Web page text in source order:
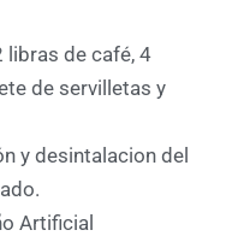
libras de café, 4
de servilletas y
y desintalacion del
Artificial